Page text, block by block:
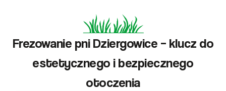
Frezowanie pni Dziergowice – klucz do
estetycznego i bezpiecznego
otoczenia